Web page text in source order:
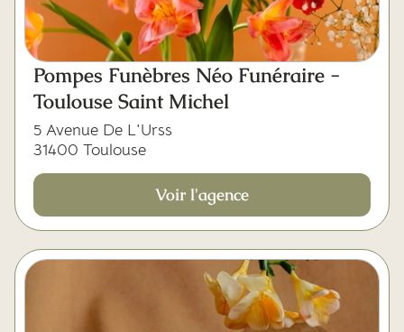
Pompes Funèbres Néo Funéraire -
Toulouse Saint Michel
5 Avenue De L'Urss
31400 Toulouse
Voir l'agence